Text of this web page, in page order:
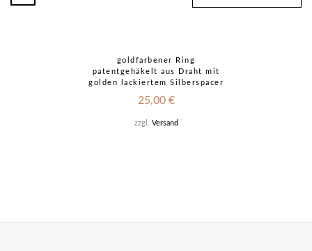
goldfarbener Ring
patentgehäkelt aus Draht mit
golden lackiertem Silberspacer
25,00 €
zzgl. Versand